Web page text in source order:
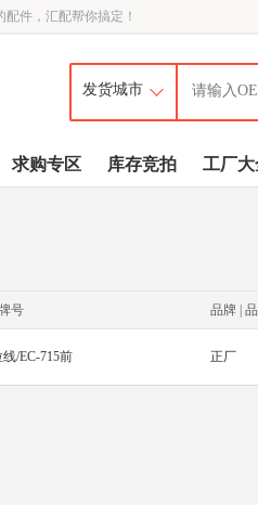
件，汇配帮你搞定！
求购专区 库存竞拍 工厂大
号 品牌 |
/EC-715前 正厂